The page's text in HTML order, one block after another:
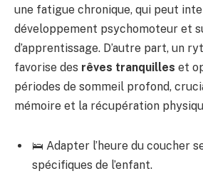
une fatigue chronique, qui peut
développement psychomoteur et
d’apprentissage. D’autre part, un
favorise des rêves tranquilles et
périodes de sommeil profond,
mémoire et la récupération
🛌 Adapter l’heure du coucher
spécifiques de l’enfant.